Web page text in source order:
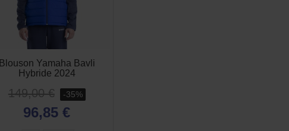
Blouson Yamaha Bavli
Hybride 2024
149,00 € -35%
96,85 €